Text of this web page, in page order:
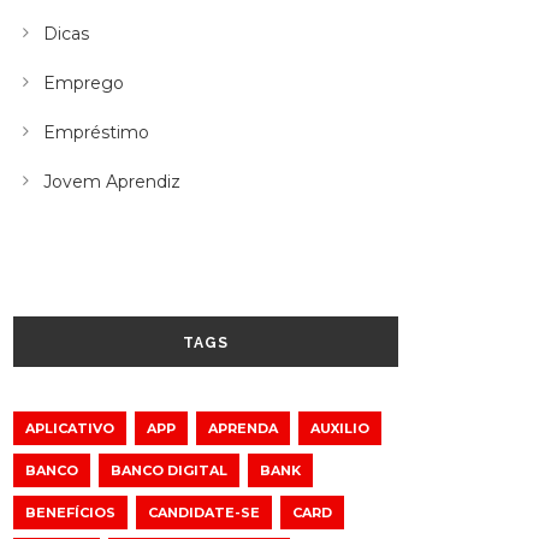
Dicas
Emprego
Empréstimo
Jovem Aprendiz
TAGS
APLICATIVO APP APRENDA AUXILIO
BANCO BANCO DIGITAL BANK
BENEFÍCIOS CANDIDATE-SE CARD